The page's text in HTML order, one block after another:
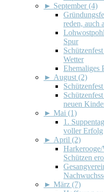
► September (4)
reden, auch
Spur
Wetter
Ehemaliges
► August (2)
neuen
► Mai (1)
1.
voller Erfolg
► April (2)
Schützen
► März (7)